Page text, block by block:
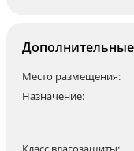
Место размещения:
Назначение: